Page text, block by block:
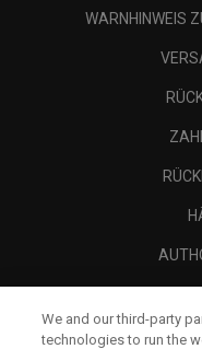
WARNHINWEIS
We and our third-party
technologies to run the